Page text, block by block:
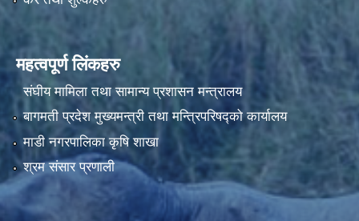
महत्वपूर्ण लिंकहरु
संघीय मामिला तथा सामान्य प्रशासन मन्त्रालय
बागमती प्रदेश मुख्यमन्त्री तथा मन्त्रिपरिषद्को कार्यालय
माडी नगरपालिका कृषि शाखा
श्रम संसार प्रणाली